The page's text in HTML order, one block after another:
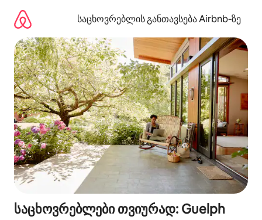
გადასვლა
საცხოვრებლის განთავსება Airbnb‑ზე
საცხოვრებლები თვიურად: Guelph